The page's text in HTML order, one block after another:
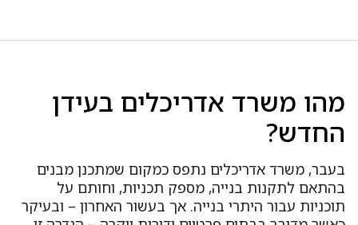
משרד אדריכלים בעידן
משרד אדריכלים נתפס כמקום שמתכנן מבנים
לתקנות בנייה, מספק תכניות, וחותם על
עבור היתרי בנייה. אך בעשור האחרון – ובעיקר